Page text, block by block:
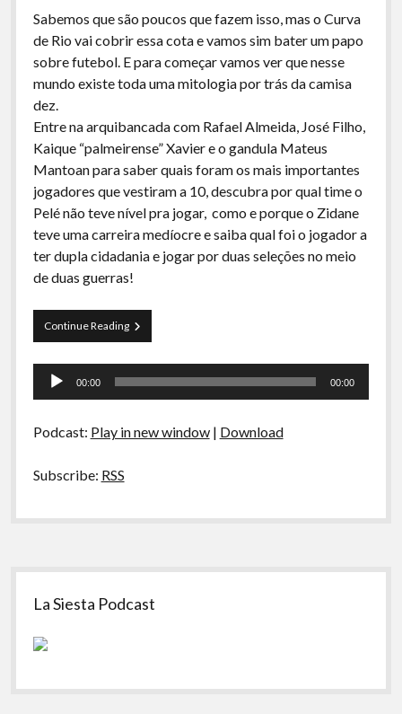
Arquivo CDR
Papo Tranqueira
A Ripa É a Lei
Especiais
Preliminares
Sabemos que são poucos que fazem isso, mas o Curva
de Rio vai cobrir essa cota e vamos sim bater um papo
sobre futebol. E para começar vamos ver que nesse
mundo existe toda uma mitologia por trás da camisa
dez.
Entre na arquibancada com Rafael Almeida, José Filho,
Kaique “palmeirense” Xavier e o gandula Mateus
Mantoan para saber quais foram os mais importantes
jogadores que vestiram a 10, descubra por qual time o
Pelé não teve nível pra jogar, como e porque o Zidane
teve uma carreira medíocre e saiba qual foi o jogador a
ter dupla cidadania e jogar por duas seleções no meio
de duas guerras!
Continue ReadingCurva
de
–
Dez
Tocador
00:00 00:00
Podcast: Play in new window| Download
Subscribe: RSS
Sidebar
La Siesta Podcast